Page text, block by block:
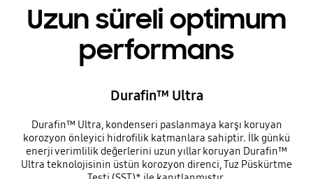
Uzun süreli optimum
performans
Durafin™ Ultra
Durafin™ Ultra, kondenseri paslanmaya karşı koruyan
korozyon önleyici hidrofilik katmanlara sahiptir. İlk günkü
enerji verimlilik değerlerini uzun yıllar koruyan Durafin™
Ultra teknolojisinin üstün korozyon direnci, Tuz Püskürtme